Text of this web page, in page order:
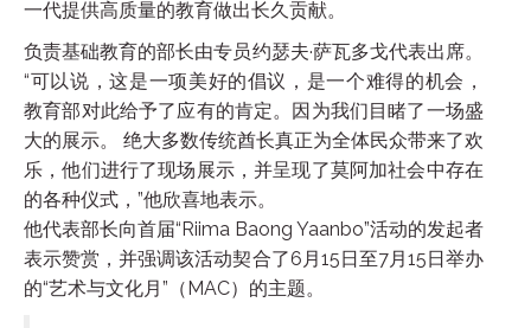
一代提供高质量的教育做出长久贡献。
负责基础教育的部长由专员约瑟夫·萨瓦多戈代表出席。
“可以说，这是一项美好的倡议，是一个难得的机会，
教育部对此给予了应有的肯定。因为我们目睹了一场盛
大的展示。 绝大多数传统酋长真正为全体民众带来了欢
乐，他们进行了现场展示，并呈现了莫阿加社会中存在
的各种仪式，”他欣喜地表示。
他代表部长向首届“Riima Baong Yaanbo”活动的发起者
表示赞赏，并强调该活动契合了6月15日至7月15日举办
的“艺术与文化月”（MAC）的主题。